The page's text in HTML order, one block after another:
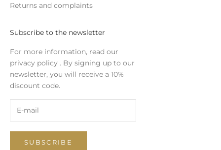
Returns and complaints
Subscribe to the newsletter
For more information, read our
privacy policy . By signing up to our
newsletter, you will receive a 10%
discount code.
SUBSCRIBE